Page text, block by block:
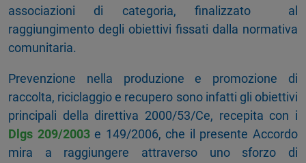
associazioni di categoria, finalizzato al
raggiungimento degli obiettivi fissati dalla normativa
comunitaria.
Prevenzione nella produzione e promozione di
raccolta, riciclaggio e recupero sono infatti gli obiettivi
principali della direttiva 2000/53/Ce, recepita con i
Dlgs 209/2003 e 149/2006, che il presente Accordo
mira a raggiungere attraverso uno sforzo di